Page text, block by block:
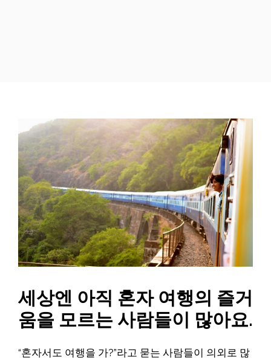
세상엔 아직 혼자 여행의 즐거
움을 모르는 사람들이 많아요.
“혼자서도 여행을 가?”라고 묻는 사람들이 의외로 많